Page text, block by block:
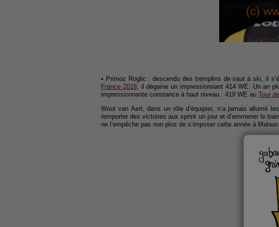
• Primoz Roglic : descendu des tremplins de saut à ski, il
France 2018, il dégaine un impressionnant 414 WE. Un an
impressionnante constance à haut niveau : 419 WE au Tour
Wout van Aert, dans un rôle d’équipier, n’a jamais allumé
remporter des victoires aux sprint un jour et d’emmener le
ne l’empêche pas non plus de s’imposer cette année à